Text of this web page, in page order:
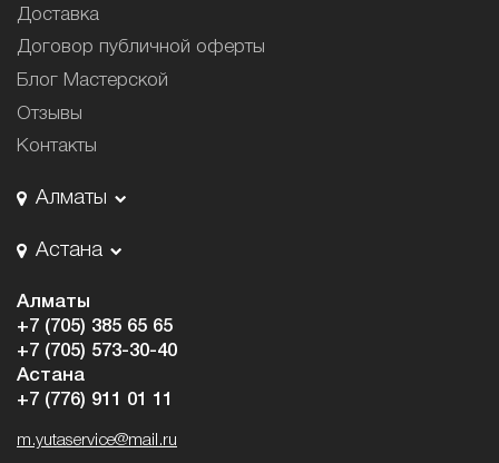
Доставка
Договор публичной оферты
Блог Мастерской
Отзывы
Контакты
Алматы
Астана
Алматы
+7 (705) 385 65 65
+7 (705) 573-30-40
Астана
+7 (776) 911 01 11
m.yutaservice@mail.ru